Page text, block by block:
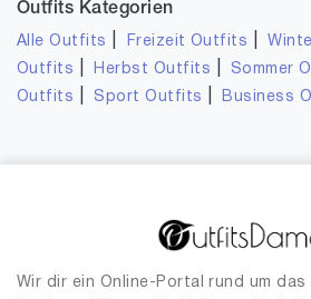
Outfits Kategorien
Alle Outfits Freizeit Outfits |
Outfits
Herbst Outfits Sommer
Outfits
Sport Outfits Business
Wir dir ein Online-Portal rund um das